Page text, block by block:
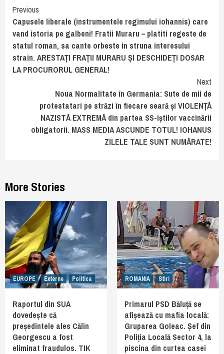
Continue
Reading
Previous
Capusele liberale (instrumentele regimului iohannis) care
vand istoria pe galbeni! Fratii Muraru – platiti regeste de
statul roman, sa cante orbeste in struna interesului
strain. ARESTAȚI FRAȚII MURARU ȘI DESCHIDEȚI DOSAR
LA PROCURORUL GENERAL!
Next
Noua Normalitate în Germania: Sute de mii de
protestatari pe străzi în fiecare seară și VIOLENȚĂ
NAZISTĂ EXTREMĂ din partea SS-iștilor vaccinării
obligatorii. MASS MEDIA ASCUNDE TOTUL! IOHANUS
ZILELE TALE SUNT NUMĂRATE!
More Stories
EUROPE Externe Politica
Raportul din SUA
dovedește că
președintele ales Călin
Georgescu a fost
eliminat fraudulos. TIK
ROMANIA Stiri
Primarul PSD Băluță se
afișează cu mafia locală:
Gruparea Goleac. Șef din
Poliția Locală Sector 4, la
piscina din curtea casei